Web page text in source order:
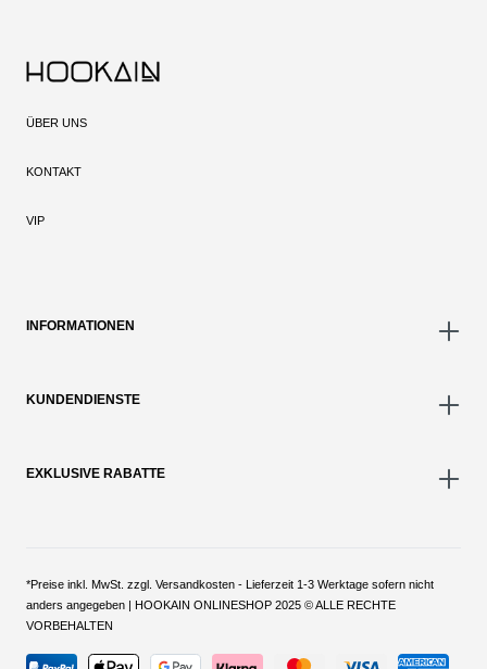
ÜBER UNS
KONTAKT
VIP
INFORMATIONEN
KUNDENDIENSTE
EXKLUSIVE RABATTE
*Preise inkl. MwSt. zzgl. Versandkosten - Lieferzeit 1-3 Werktage sofern nicht
anders angegeben | HOOKAIN ONLINESHOP 2025 © ALLE RECHTE
VORBEHALTEN